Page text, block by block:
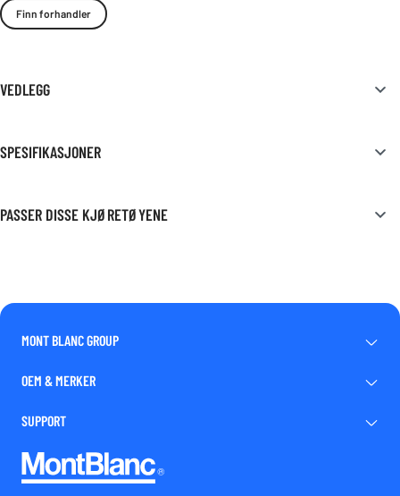
Finn forhandler
VEDLEGG
SPESIFIKASJONER
PASSER DISSE KJØRETØYENE
MONT BLANC GROUP
OEM & MERKER
SUPPORT